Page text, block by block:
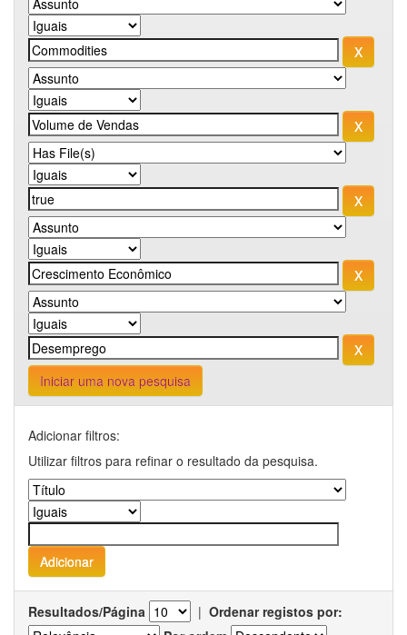
Iniciar uma nova pesquisa
Adicionar filtros:
Utilizar filtros para refinar o resultado da pesquisa.
Resultados/Página | Ordenar registos por: